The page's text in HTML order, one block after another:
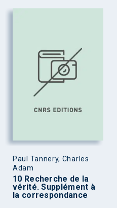
Paul Tannery, Charles
Adam
10 Recherche de la
vérité. Supplément à
la correspondance